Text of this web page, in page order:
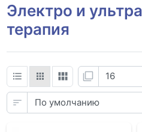
Электро и
терапия